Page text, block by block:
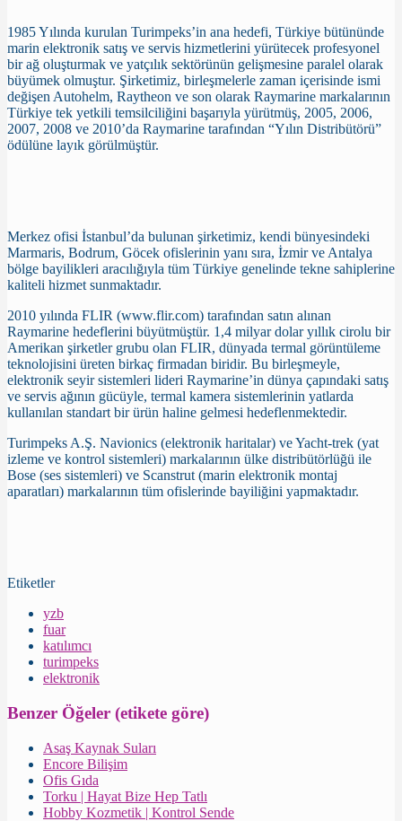
1985 Yılında kurulan Turimpeks’in ana hedefi, Türkiye bütününde
marin elektronik satış ve servis hizmetlerini yürütecek profesyonel
bir ağ oluşturmak ve yatçılık sektörünün gelişmesine paralel olarak
büyümek olmuştur. Şirketimiz, birleşmelerle zaman içerisinde ismi
değişen Autohelm, Raytheon ve son olarak Raymarine markalarının
Türkiye tek yetkili temsilciliğini başarıyla yürütmüş, 2005, 2006,
2007, 2008 ve 2010’da Raymarine tarafından “Yılın Distribütörü”
ödülüne layık görülmüştür.
Merkez ofisi İstanbul’da bulunan şirketimiz, kendi bünyesindeki
Marmaris, Bodrum, Göcek ofislerinin yanı sıra, İzmir ve Antalya
bölge bayilikleri aracılığıyla tüm Türkiye genelinde tekne sahiplerine
kaliteli hizmet sunmaktadır.
2010 yılında FLIR (www.flir.com) tarafından satın alınan
Raymarine hedeflerini büyütmüştür. 1,4 milyar dolar yıllık cirolu bir
Amerikan şirketler grubu olan FLIR, dünyada termal görüntüleme
teknolojisini üreten birkaç firmadan biridir. Bu birleşmeyle,
elektronik seyir sistemleri lideri Raymarine’in dünya çapındaki satış
ve servis ağının gücüyle, termal kamera sistemlerinin yatlarda
kullanılan standart bir ürün haline gelmesi hedeflenmektedir.
Turimpeks A.Ş. Navionics (elektronik haritalar) ve Yacht-trek (yat
izleme ve kontrol sistemleri) markalarının ülke distribütörlüğü ile
Bose (ses sistemleri) ve Scanstrut (marin elektronik montaj
aparatları) markalarının tüm ofislerinde bayiliğini yapmaktadır.
Etiketler
yzb
fuar
katılımcı
turimpeks
elektronik
Benzer Öğeler (etikete göre)
Asaş Kaynak Suları
Encore Bilişim
Ofis Gıda
Torku | Hayat Bize Hep Tatlı
Hobby Kozmetik | Kontrol Sende